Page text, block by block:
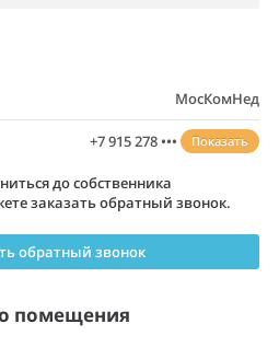
МосКомНед
+7 915 278 ••• Показать
до собственника
заказать обратный звонок.
обратный звонок
помещения